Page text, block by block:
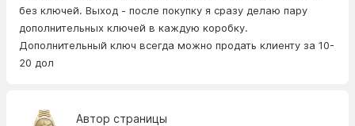
без ключей. Выход - после покупку я сразу делаю пару
дополнительных ключей в каждую коробку.
Дополнительный ключ всегда можно продать клиенту за 10-
20 дол
Автор страницы